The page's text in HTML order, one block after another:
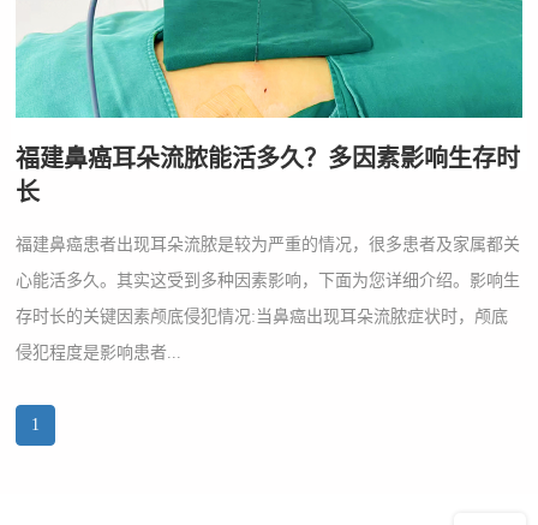
福建鼻癌耳朵流脓能活多久？多因素影响生存时
长
福建鼻癌患者出现耳朵流脓是较为严重的情况，很多患者及家属都关
心能活多久。其实这受到多种因素影响，下面为您详细介绍。影响生
存时长的关键因素颅底侵犯情况:当鼻癌出现耳朵流脓症状时，颅底
侵犯程度是影响患者...
1